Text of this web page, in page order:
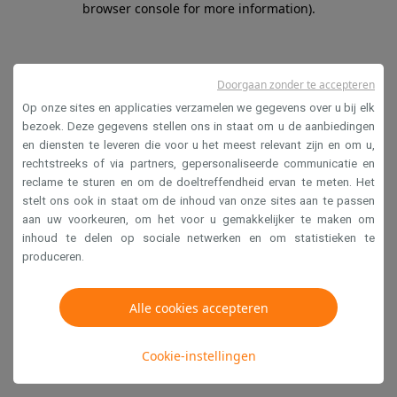
browser console for more information).
Op onze sites en applicaties verzamelen we gegevens over u bij elk
bezoek. Deze gegevens stellen ons in staat om u de aanbiedingen
en diensten te leveren die voor u het meest relevant zijn en om u,
rechtstreeks of via partners, gepersonaliseerde communicatie en
reclame te sturen en om de doeltreffendheid ervan te meten. Het
stelt ons ook in staat om de inhoud van onze sites aan te passen
aan uw voorkeuren, om het voor u gemakkelijker te maken om
inhoud te delen op sociale netwerken en om statistieken te
produceren.
Alle cookies accepteren
Cookie-instellingen
Doorgaan zonder te accepteren